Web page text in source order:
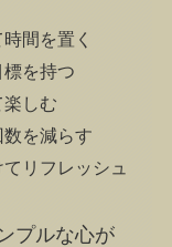
間を置く
を持つ
しむ
を減らす
リフレッシュ
プルな心が